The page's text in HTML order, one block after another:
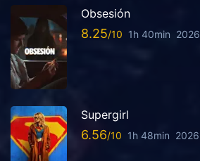
Obsesión
8.25 1h 40min 2026
Supergirl
6.56 1h 48min 2026